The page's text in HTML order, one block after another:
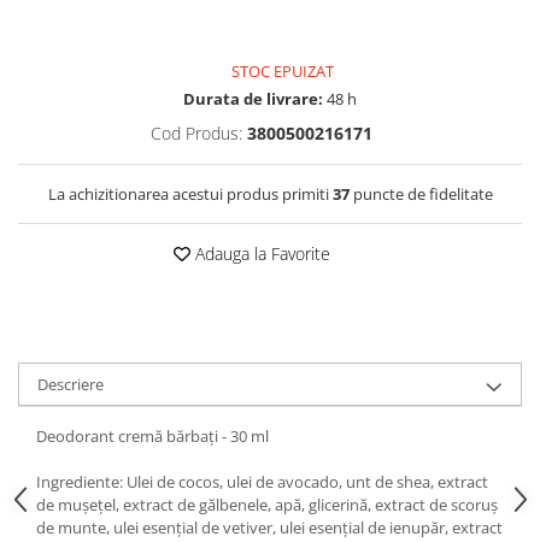
STOC EPUIZAT
Durata de livrare: 48 h
Cod Produs: 3800500216171
La achizitionarea acestui produs primiti37puncte de fidelitate
Adauga la Favorite
Descriere
Deodorant cremă bărbați - 30 ml
Ingrediente: Ulei de cocos, ulei de avocado, unt de shea, extract
de mușețel, extract de gălbenele, apă, glicerină, extract de scoruș
de munte, ulei esențial de vetiver, ulei esențial de ienupăr, extract